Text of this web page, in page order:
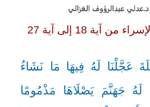
عَجَّلْنَا لَهُ فِيهَا مَا نَشَاءُ
لَهُ جَهَنَّمَ يَصْلَاهَا مَذْمُومًا